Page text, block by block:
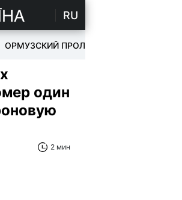
RU
ОРМУЗСКИЙ ПРОЛИВ
один
2 мин